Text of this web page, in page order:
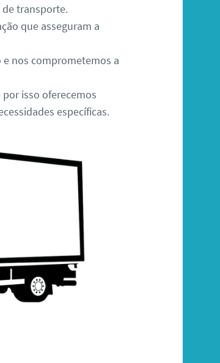
de transporte.
que asseguram a
nos comprometemos a
isso oferecemos
específicas.